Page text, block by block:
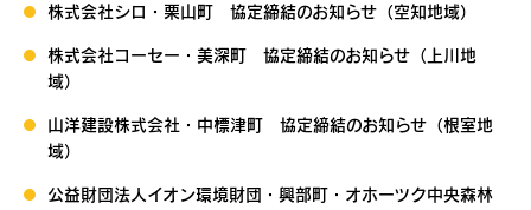
株式会社シロ・栗山町 協定締結のお知らせ（空知地域）
株式会社コーセー・美深町 協定締結のお知らせ（上川地
域）
山洋建設株式会社・中標津町 協定締結のお知らせ（根室地
域）
公益財団法人イオン環境財団・興部町・オホーツク中央森林